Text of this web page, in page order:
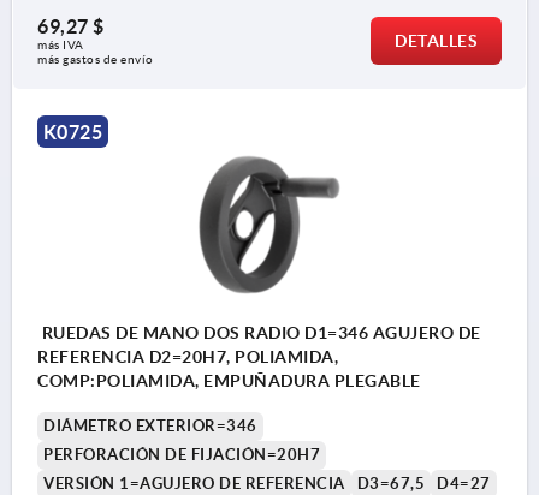
69,27 $
más IVA
más gastos de envío
DETALLES
K0725
RUEDAS DE MANO DOS RADIO D1=346 AGUJERO DE
REFERENCIA D2=20H7, POLIAMIDA,
COMP:POLIAMIDA, EMPUÑADURA PLEGABLE
DIÁMETRO EXTERIOR=346
PERFORACIÓN DE FIJACIÓN=20H7
VERSIÓN 1=AGUJERO DE REFERENCIA
D3=67,5
D4=27